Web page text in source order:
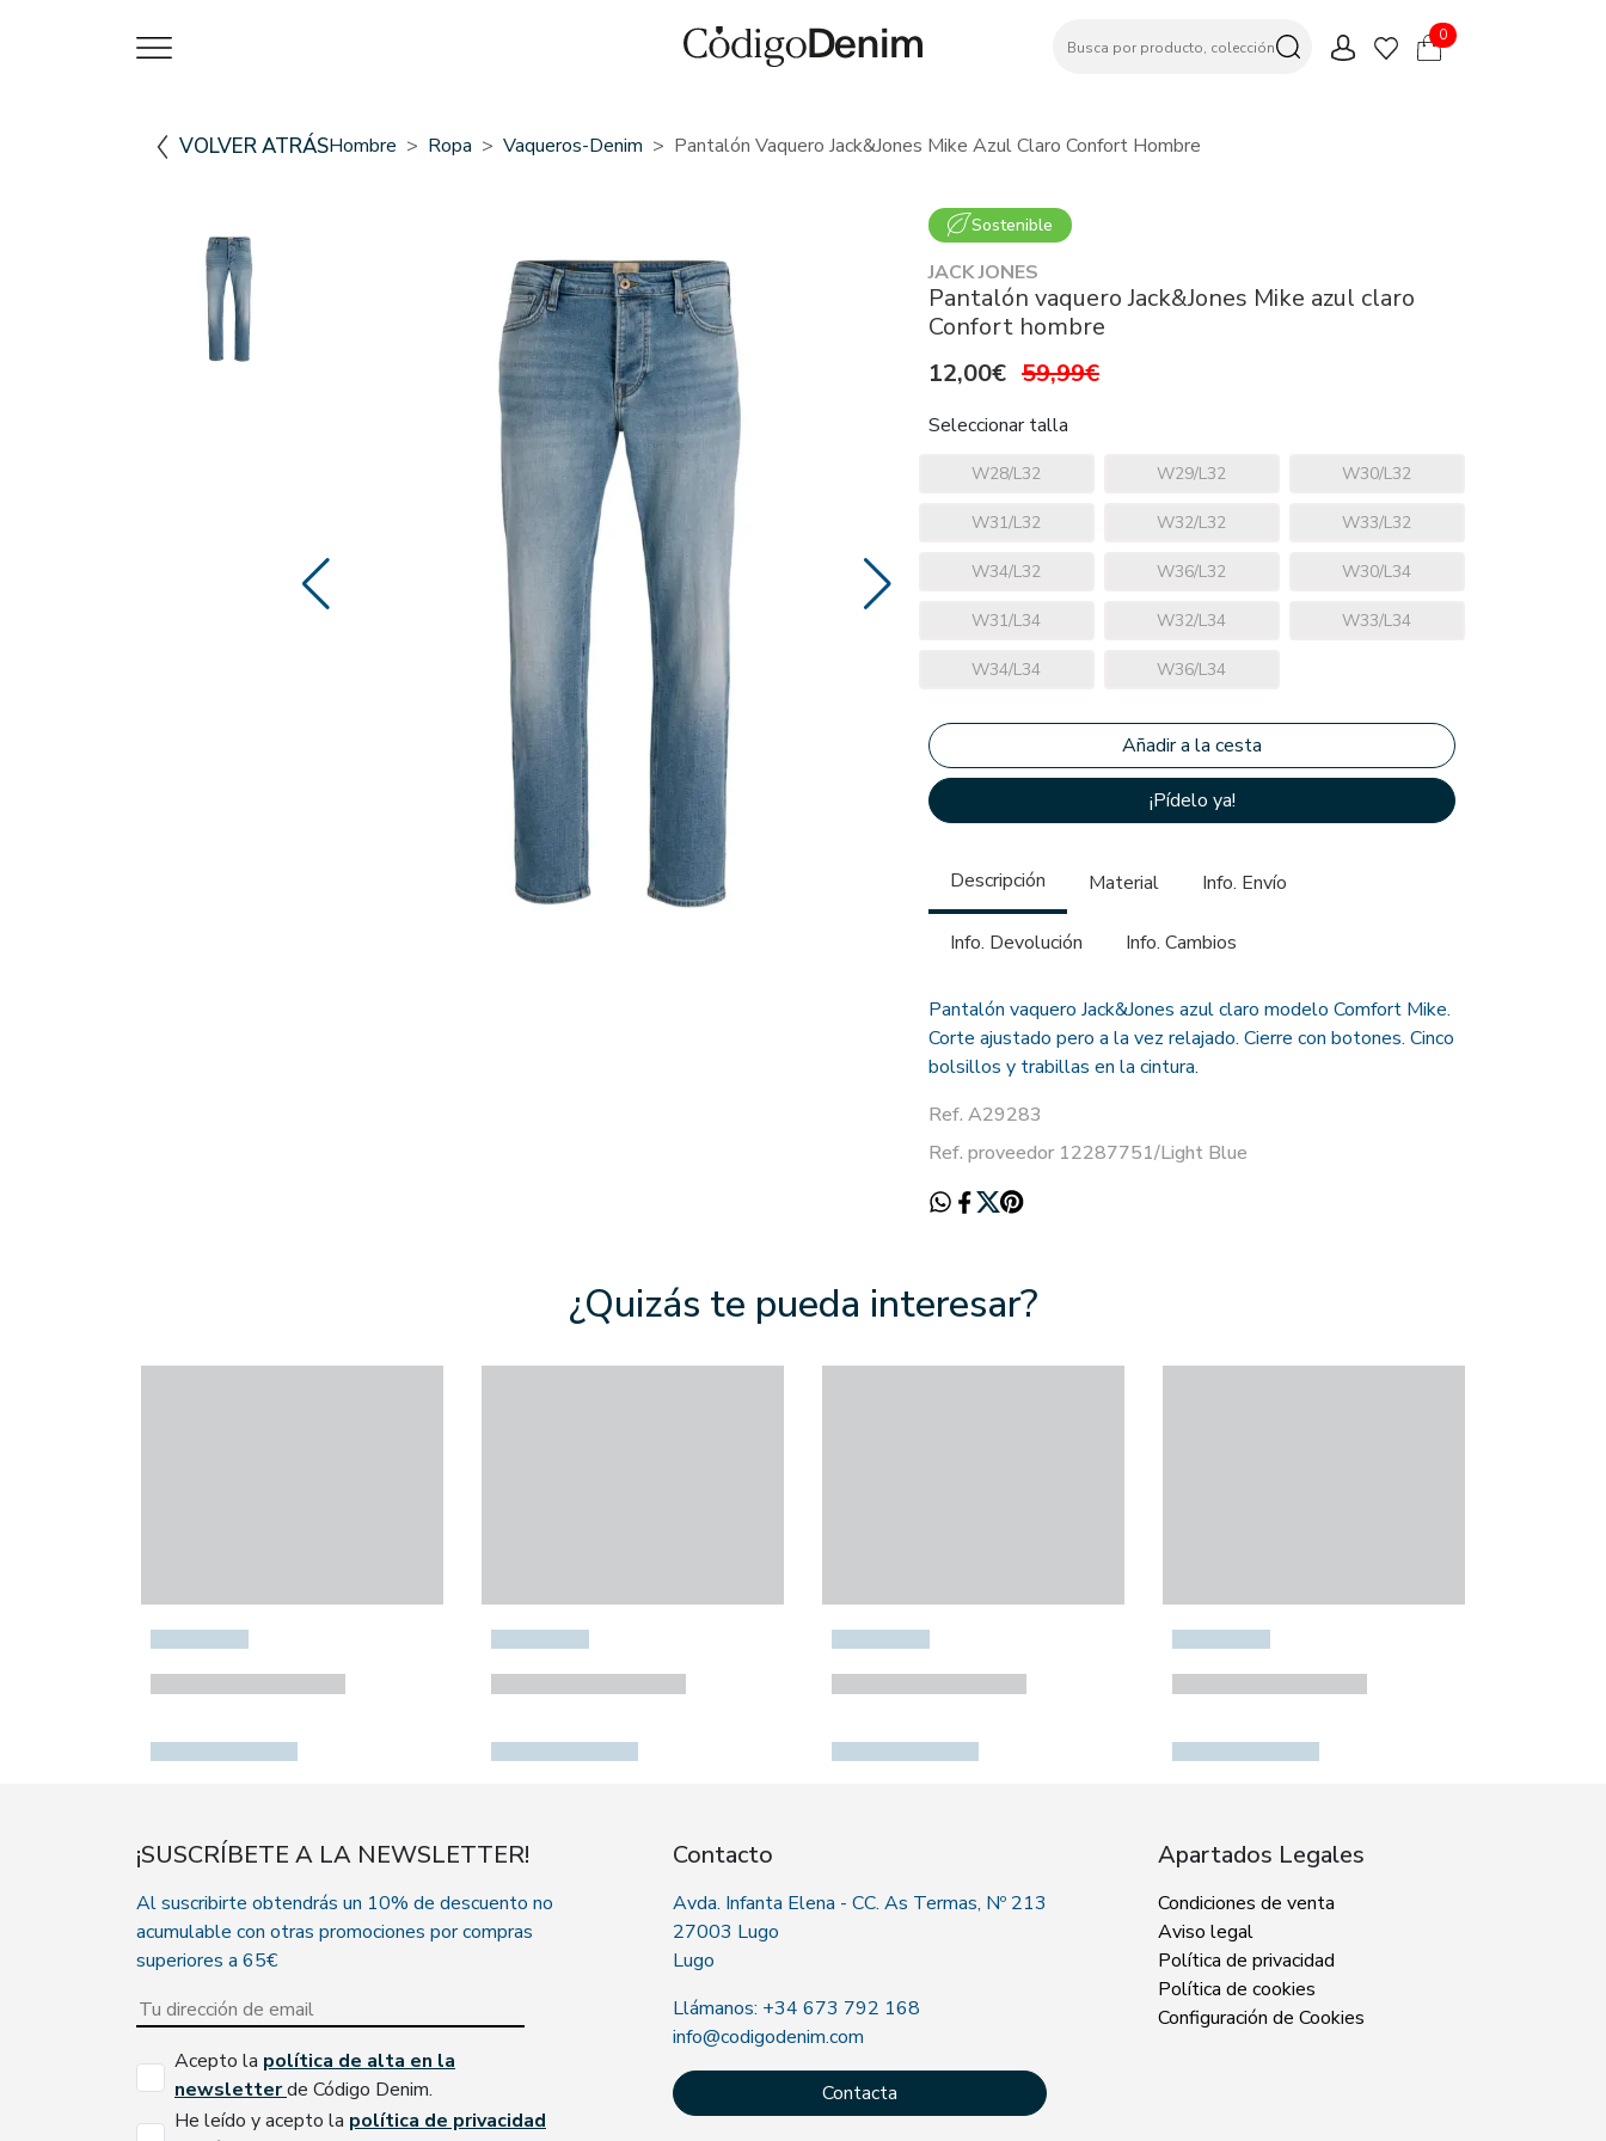
0
VOLVER ATRÁSHombre Ropa Vaqueros-Denim Pantalón Vaquero Jack&Jones Mike Azul Claro Confort Hombre
Sostenible
JACK JONES
Pantalón vaquero Jack&Jones Mike azul claro
Confort hombre
12,00€ 59,99€
Seleccionar talla
W28/L32 W29/L32 W30/L32
W31/L32 W32/L32 W33/L32
W34/L32 W36/L32 W30/L34
W31/L34 W32/L34 W33/L34
W34/L34 W36/L34
¡Pídelo ya!
Descripción Material Info. Envío
Info. Devolución Info. Cambios
Pantalón vaquero Jack&Jones azul claro modelo Comfort Mike.
Corte ajustado pero a la vez relajado. Cierre con botones. Cinco
bolsillos y trabillas en la cintura.
Ref. A29283
Ref. proveedor 12287751/Light Blue
¿Quizás te pueda interesar?
¡SUSCRÍBETE A LA NEWSLETTER!
Al suscribirte obtendrás un 10% de descuento no
acumulable con otras promociones por compras
superiores a 65€
Acepto la política de alta en la
newsletterde Código Denim.
He leído y acepto la política de privacidad
Contacto
Avda. Infanta Elena - CC. As Termas, Nº 213
27003 Lugo
Lugo
Llámanos: +34 673 792 168
info@codigodenim.com
Contacta
Apartados Legales
Condiciones de venta
Aviso legal
Política de privacidad
Política de cookies
Configuración de Cookies